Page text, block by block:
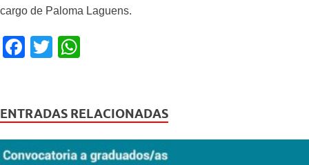
cargo de Paloma Laguens.
F
e
b
o
T
er s
A
p
ENTRADAS RELACIONADAS